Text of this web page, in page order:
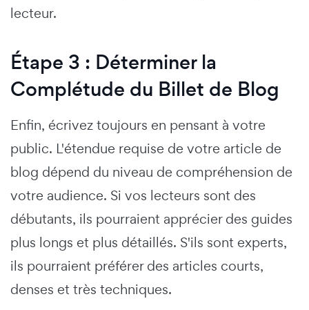
lecteur.
Étape 3 : Déterminer la
Complétude du Billet de Blog
Enfin, écrivez toujours en pensant à votre
public. L'étendue requise de votre article de
blog dépend du niveau de compréhension de
votre audience. Si vos lecteurs sont des
débutants, ils pourraient apprécier des guides
plus longs et plus détaillés. S'ils sont experts,
ils pourraient préférer des articles courts,
denses et très techniques.